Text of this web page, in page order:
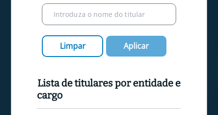
Introduza o nome do titular
Limpar Aplicar
Lista de titulares por entidade e
cargo